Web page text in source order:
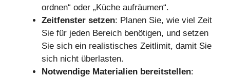
ordnen“ oder „Küche aufräumen“.
Zeitfenster setzen: Planen Sie, wie viel Zeit
Sie für jeden Bereich benötigen, und setzen
Sie sich ein realistisches Zeitlimit, damit Sie
sich nicht überlasten.
Notwendige Materialien bereitstellen: